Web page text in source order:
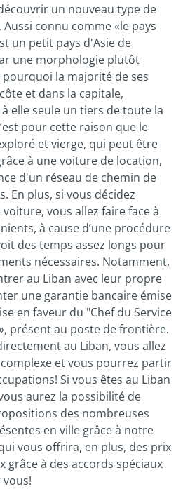
un nouveau type de
connu comme «le pays
un petit pays d'Asie de
une morphologie plutôt
la majorité de ses
et dans la capitale,
elle seule un tiers de toute la
pour cette raison que le
et vierge, qui peut être
à une voiture de location,
d'un réseau de chemin de
En plus, si vous décidez
vous allez faire face à
à cause d’une procédure
des temps assez longs pour
nécessaires. Notamment,
au Liban avec leur propre
une garantie bancaire émise
en faveur du "Chef du Service
présent au poste de frontière.
au Liban, vous allez
et vous pourrez partir
Si vous êtes au Liban
aurez la possibilité de
des nombreuses
en ville grâce à notre
vous offrira, en plus, des prix
grâce à des accords spéciaux